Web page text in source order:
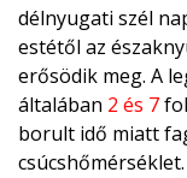
délnyugati szél
estétől az
erősödik meg. A
általában 2 és 7
borult idő miatt
csúcshőmérséklet.